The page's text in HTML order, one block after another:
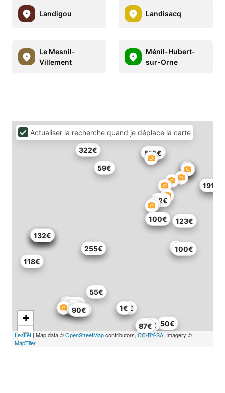
Landigou Landisacq
Le Mesnil-
Villement
Ménil-Hubert-
sur-Orne
115€
50€
483€
278€
132€
132€
132€
515€
132€
101€
92€
132€
100€
118€
82€
103€
322€
89€
123€
100€
255€
328€
55€
90€
87€
59€
55€
1€
255€
191€
+
−
Leaflet | Map data ©OpenStreetMapcontributors, CC-BY-SA, Imagery ©
MapTiler
Actualiser la recherche quand je déplace la carte